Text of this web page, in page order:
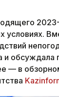
условиях.
и обсуждала
— в